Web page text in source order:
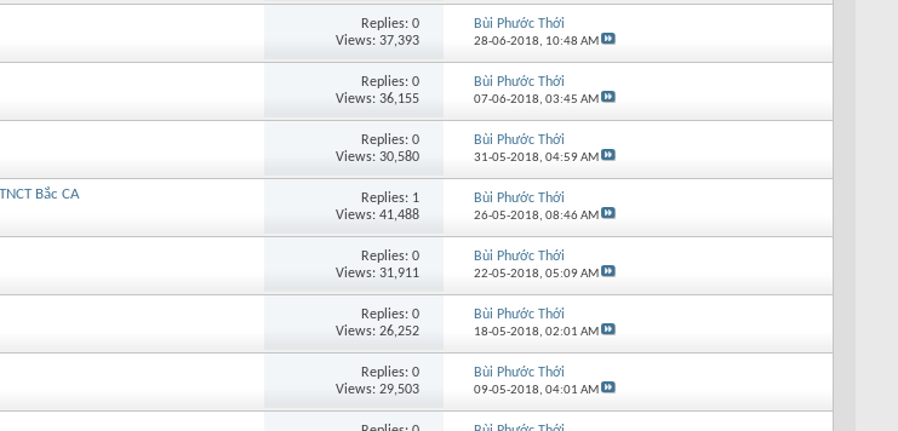
Replies: 0
Views: 37,393
Bùi Phước Thới
28-06-2018, 10:48 AM
Replies: 0
Views: 36,155
Bùi Phước Thới
07-06-2018, 03:45 AM
Replies: 0
Views: 30,580
Bùi Phước Thới
31-05-2018, 04:59 AM
Bắc CA
Replies: 1
Views: 41,488
Bùi Phước Thới
26-05-2018, 08:46 AM
Replies: 0
Views: 31,911
Bùi Phước Thới
22-05-2018, 05:09 AM
Replies: 0
Views: 26,252
Bùi Phước Thới
18-05-2018, 02:01 AM
Replies: 0
Views: 29,503
Bùi Phước Thới
09-05-2018, 04:01 AM